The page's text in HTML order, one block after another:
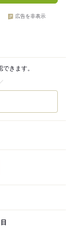
広告を非表示
きます。